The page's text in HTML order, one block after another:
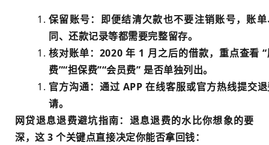
保留账号：即便结清欠款也不要注销账号，账
同、还款记录等都需要完整留存。
核对账单：2020 年 1 月之后的借款，重点查看
费”“担保费”“会员费” 是否单独列出。
官方沟通：通过 APP 在线客服或官方热线提交
请。
网贷退息退费避坑指南：退息退费的水比你想象的要
深，这 3 个关键点直接决定你能否拿回钱：